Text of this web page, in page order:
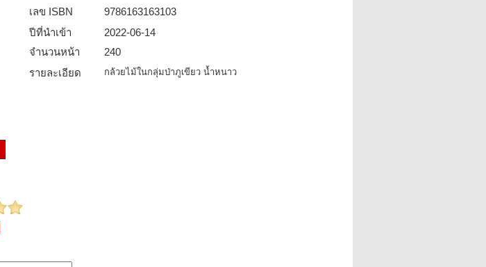
เลข ISBN
9786163163103
ปีที่นำเข้า
2022-06-14
จำนวนหน้า
240
รายละเอียด
กล้วยไม้ในกลุ่มป่าภูเขียว น้ำหนาว